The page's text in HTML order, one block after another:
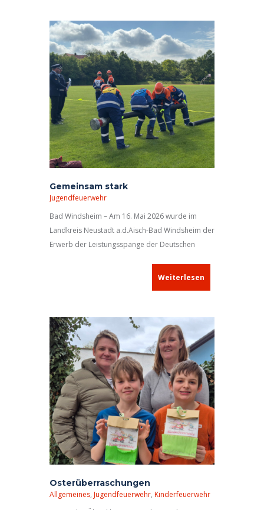
Gemeinsam stark
Jugendfeuerwehr
Bad Windsheim – Am 16. Mai 2026 wurde im
Landkreis Neustadt a.d.Aisch-Bad Windsheim der
Erwerb der Leistungsspange der Deutschen
Dieses Ereignis wird nur alle zwei Jahre
Landkreis Nürnberger Land angereist.
Weiterlesen
Osterüberraschungen
Allgemeines, Jugendfeuerwehr, Kinderfeuerwehr